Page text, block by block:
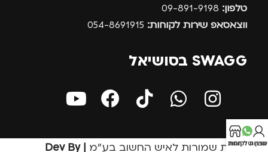
טלפון:
ווצאסאפ שירות לקוחות:
SWAGG בסושיאל
כל הזכויות שמורות לאיש החשוב בע״מ | Dev By שלי
שירות לקוחות
חנות